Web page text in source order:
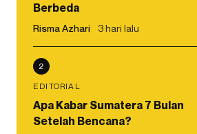
Berbeda
Risma Azhari 3 hari lalu
2
EDITORIAL
Apa Kabar Sumatera 7 Bulan
Setelah Bencana?